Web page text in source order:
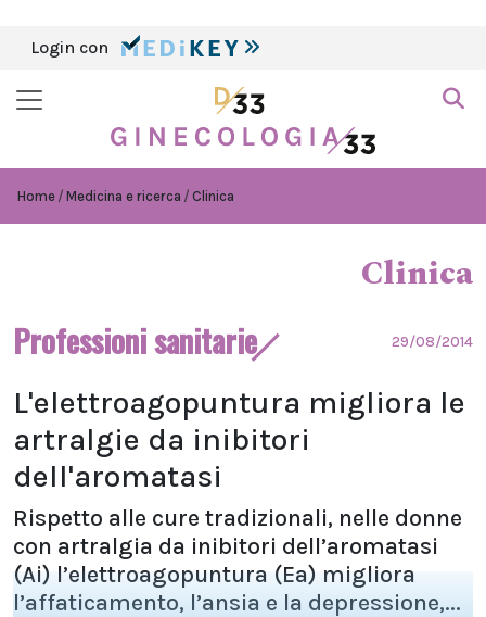
Login con
Home Medicina e ricerca Clinica
Clinica
Professioni sanitarie 29/08/2014
L'elettroagopuntura migliora le
artralgie da inibitori
dell'aromatasi
Rispetto alle cure tradizionali, nelle donne
con artralgia da inibitori dell’aromatasi
(Ai) l’elettroagopuntura (Ea) migliora
l’affaticamento, l’ansia e la depressione,...